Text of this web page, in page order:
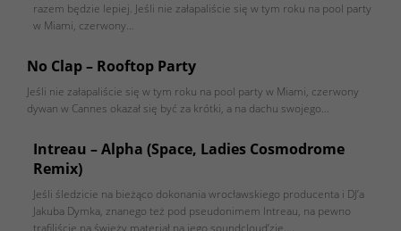
razem będzie lepiej. Jeśli nie załapaliście się w tym roku na pool party
w Miami, czerwony…
No Clap – Rooftop Party
Jeśli nie załapaliście się w tym roku na pool party w Miami, czerwony
dywan w Cannes okazał się być za krótki, a na dachu swojego…
Intreau – Alpha (Space, Ladies Cosmodrome
Remix)
Jeśli śledzicie na bieżąco dokonania wrocławskiego producenta i DJ’a
Jakuba Dymka, znanego też pod pseudonimem Intreau, na pewno
trafiliście na świeży materiał na jego soundcloud’zie….